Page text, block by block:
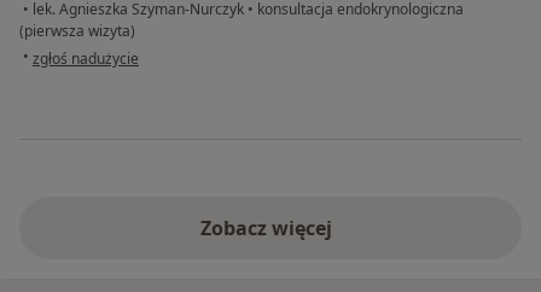
• lek. Agnieszka Szyman-Nurczyk • konsultacja endokrynologiczna
(pierwsza wizyta)
• w opinii użytkownika wikpul
zgłoś nadużycie
Zobacz więcej